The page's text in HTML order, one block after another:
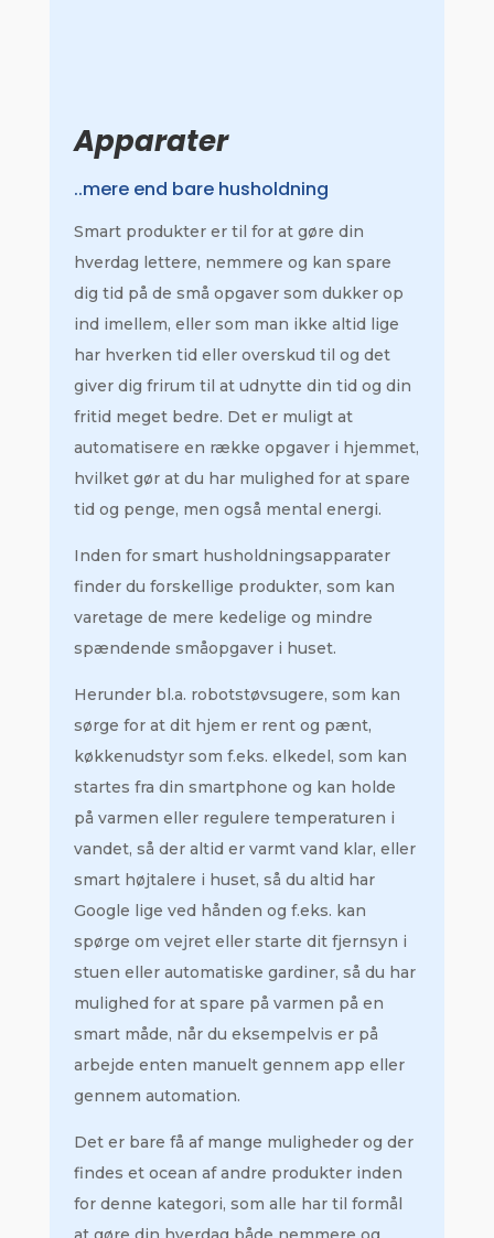
Apparater
..mere end bare husholdning
Smart produkter er til for at gøre din
hverdag lettere, nemmere og kan spare
dig tid på de små opgaver som dukker op
ind imellem, eller som man ikke altid lige
har hverken tid eller overskud til og det
giver dig frirum til at udnytte din tid og din
fritid meget bedre. Det er muligt at
automatisere en række opgaver i hjemmet,
hvilket gør at du har mulighed for at spare
tid og penge, men også mental energi.
Inden for smart husholdningsapparater
finder du forskellige produkter, som kan
varetage de mere kedelige og mindre
spændende småopgaver i huset.
Herunder bl.a. robotstøvsugere, som kan
sørge for at dit hjem er rent og pænt,
køkkenudstyr som f.eks. elkedel, som kan
startes fra din smartphone og kan holde
på varmen eller regulere temperaturen i
vandet, så der altid er varmt vand klar, eller
smart højtalere i huset, så du altid har
Google lige ved hånden og f.eks. kan
spørge om vejret eller starte dit fjernsyn i
stuen eller automatiske gardiner, så du har
mulighed for at spare på varmen på en
smart måde, når du eksempelvis er på
arbejde enten manuelt gennem app eller
gennem automation.
Det er bare få af mange muligheder og der
findes et ocean af andre produkter inden
for denne kategori, som alle har til formål